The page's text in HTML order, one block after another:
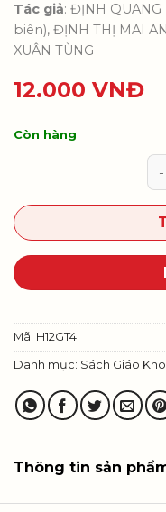
Tác giả: ĐỊNH
biên), ĐỊNH THỊ MAI
XUÂN TÙNG
12.000 VNĐ
Còn hàng
Mã: H12GT4
Danh mục: Sách Giáo
Thông tin sản